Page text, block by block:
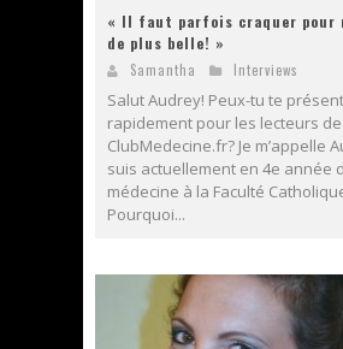
« Il faut parfois craquer pour
de plus belle! »
Samantha Interviews
Salut Audrey! Peux-tu te
rapidement pour les lecteurs de
ClubMedecine.fr? Je m’appelle
suis actuellement en 4e année
médecine à la Faculté
Pourquoi...